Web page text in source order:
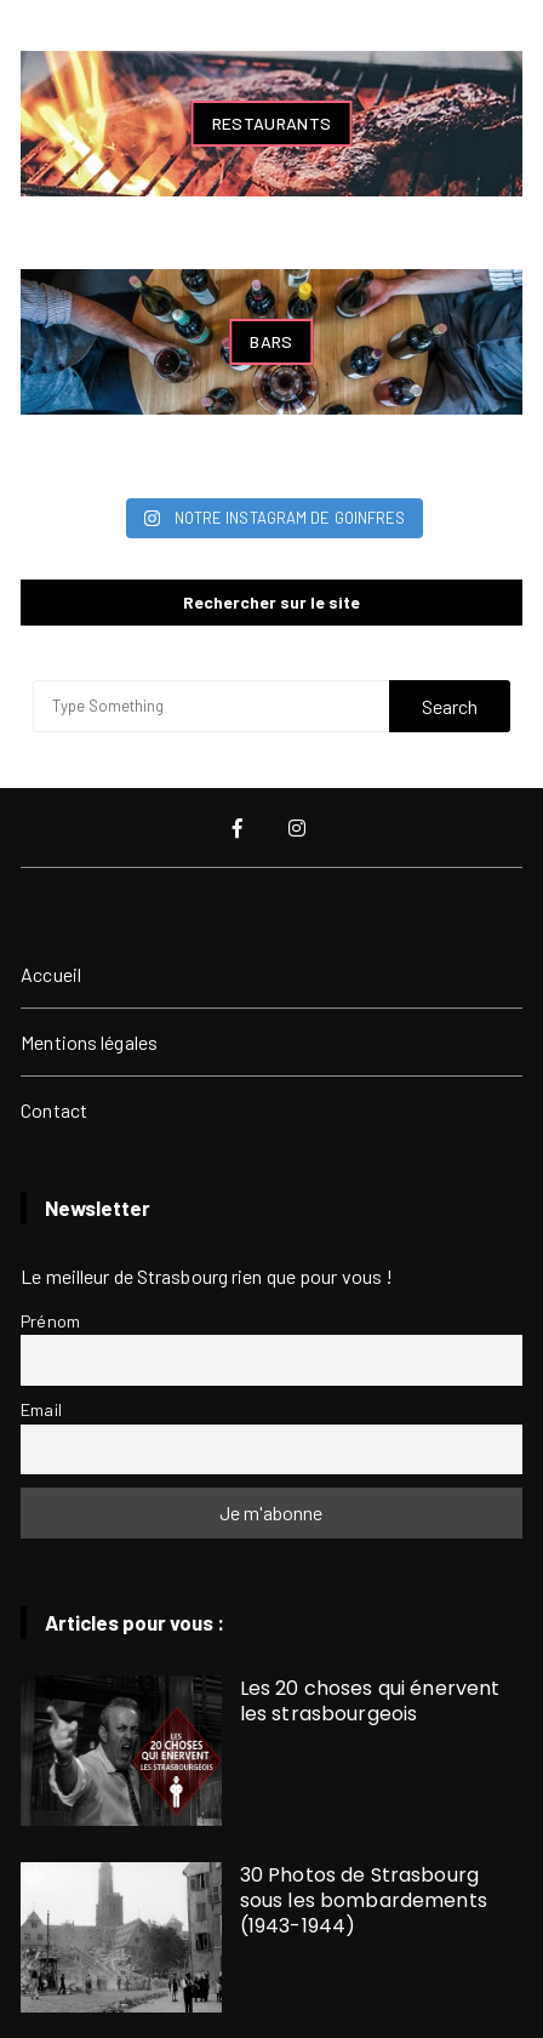
RESTAURANTS
BARS
NOTRE INSTAGRAM DE GOINFRES
Rechercher sur le site
Accueil
Mentions légales
Contact
Newsletter
Le meilleur de Strasbourg rien que pour vous !
Prénom
Email
Articles pour vous :
Les 20 choses qui énervent
les strasbourgeois
30 Photos de Strasbourg
sous les bombardements
(1943-1944)